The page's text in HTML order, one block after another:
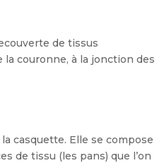
de tissus
couronne, à la jonction des
casquette. Elle se compose
de tissu (les pans) que l’on